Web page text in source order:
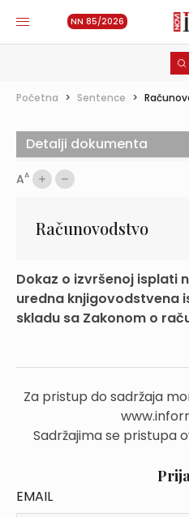
NN 85/2026
Početna > Sentence >
AA
Računovodstvo
Dokaz o izvršenoj isplati
uredna knjigovodstvena
skladu sa Zakonom o
Za pristup do sadržaja
Sadržajima se pristupa
EMAIL
Detalji dokumenta